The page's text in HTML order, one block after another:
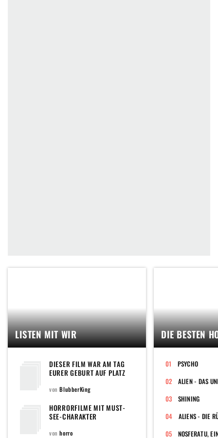
LISTEN MIT WIR
DIESER FILM WAR AM TAG
EURER GEBURT AUF PLATZ
vonBlubberKing
HORRORFILME MIT MUST-
SEE-CHARAKTER
vonhorro
DIE BESTEN
PSYCHO
SHINING
ALIENS - DIE